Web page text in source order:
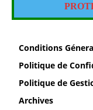
Conditions
Politique de
Politique de
Archives